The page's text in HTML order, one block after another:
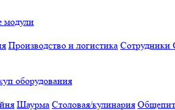
модули
Производство и логистика Сотрудники
оборудования
Шаурма Столовая/кулинария Общепит